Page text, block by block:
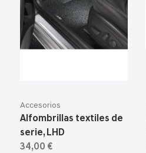
Accesorios
Alfombrillas textiles de
serie, LHD
34,00 €